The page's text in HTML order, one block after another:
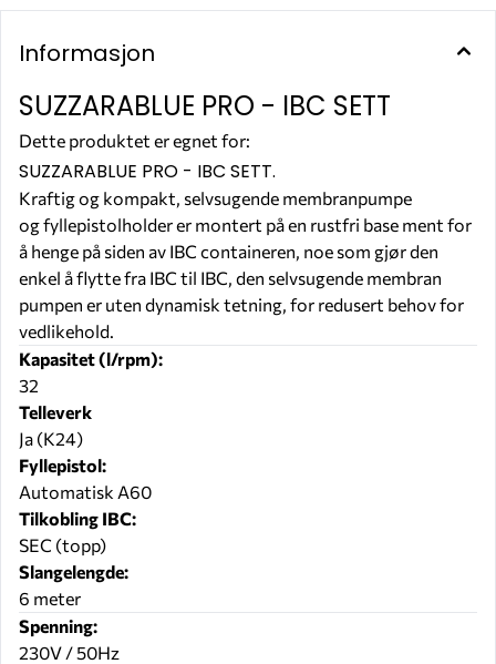
Informasjon
SUZZARABLUE PRO - IBC SETT
Dette produktet er egnet for:
SUZZARABLUE PRO - IBC SETT.
Kraftig og kompakt, selvsugende membranpumpe
og fyllepistolholder er montert på en rustfri base ment for
å henge på siden av IBC containeren, noe som gjør den
enkel å flytte fra IBC til IBC, den selvsugende membran
pumpen er uten dynamisk tetning, for redusert behov for
vedlikehold.
Kapasitet (l/rpm):
32
Telleverk
Ja (K24)
Fyllepistol:
Automatisk A60
Tilkobling IBC:
SEC (topp)
Slangelengde:
6 meter
Spenning:
230V / 50Hz